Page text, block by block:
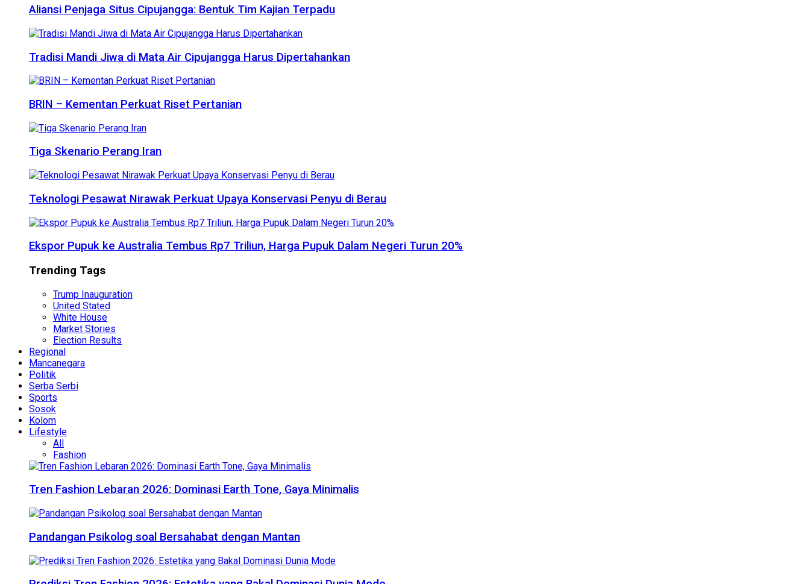
Aliansi Penjaga Situs Cipujangga: Bentuk Tim Kajian Terpadu
Tradisi Mandi Jiwa di Mata Air Cipujangga Harus Dipertahankan
BRIN – Kementan Perkuat Riset Pertanian
Tiga Skenario Perang Iran
Teknologi Pesawat Nirawak Perkuat Upaya Konservasi Penyu di Berau
Ekspor Pupuk ke Australia Tembus Rp7 Triliun, Harga Pupuk Dalam Negeri Turun 20%
Trending Tags
Trump Inauguration
United Stated
White House
Market Stories
Election Results
Regional
Mancanegara
Politik
Serba Serbi
Sports
Sosok
Kolom
Lifestyle
All
Fashion
Tren Fashion Lebaran 2026: Dominasi Earth Tone, Gaya Minimalis
Pandangan Psikolog soal Bersahabat dengan Mantan